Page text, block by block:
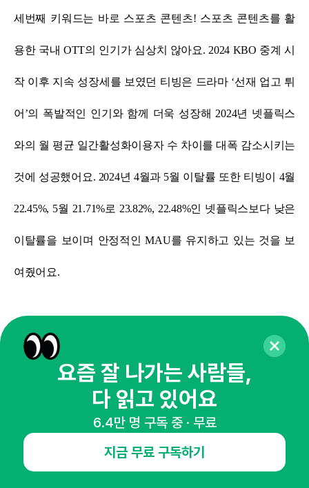
세번째 키워드는 바로 스포츠 콘텐츠! 스포츠 콘텐츠를 활
용한 국내 OTT의 인기가 심상치 않아요. 2024 KBO 중계 시
작 이후 지속 성장세를 보였던 티빙은 드라마 ‘선재 업고 튀
어’의 폭발적인 인기와 함께 더욱 성장해 2024년 넷플릭스
와의 월 평균 일간활성화이용자 수 차이를 대폭 감소시키는
것에 성공했어요. 2024년 4월과 5월 이탈률 또한 티빙이 4월
22.45%, 5월 21.71%로 23.82%, 22.48%인 넷플릭스보다 낮은
이탈률을 보이며 안정적인 MAU를 유지하고 있는 것을 보
여줬어요.
출처 19 보도자료 취합
요즘 잘 나가는 사람들,
다 읽고 있어요
6.4만 명 구독 중 · 무료
지금 무료 구독하기